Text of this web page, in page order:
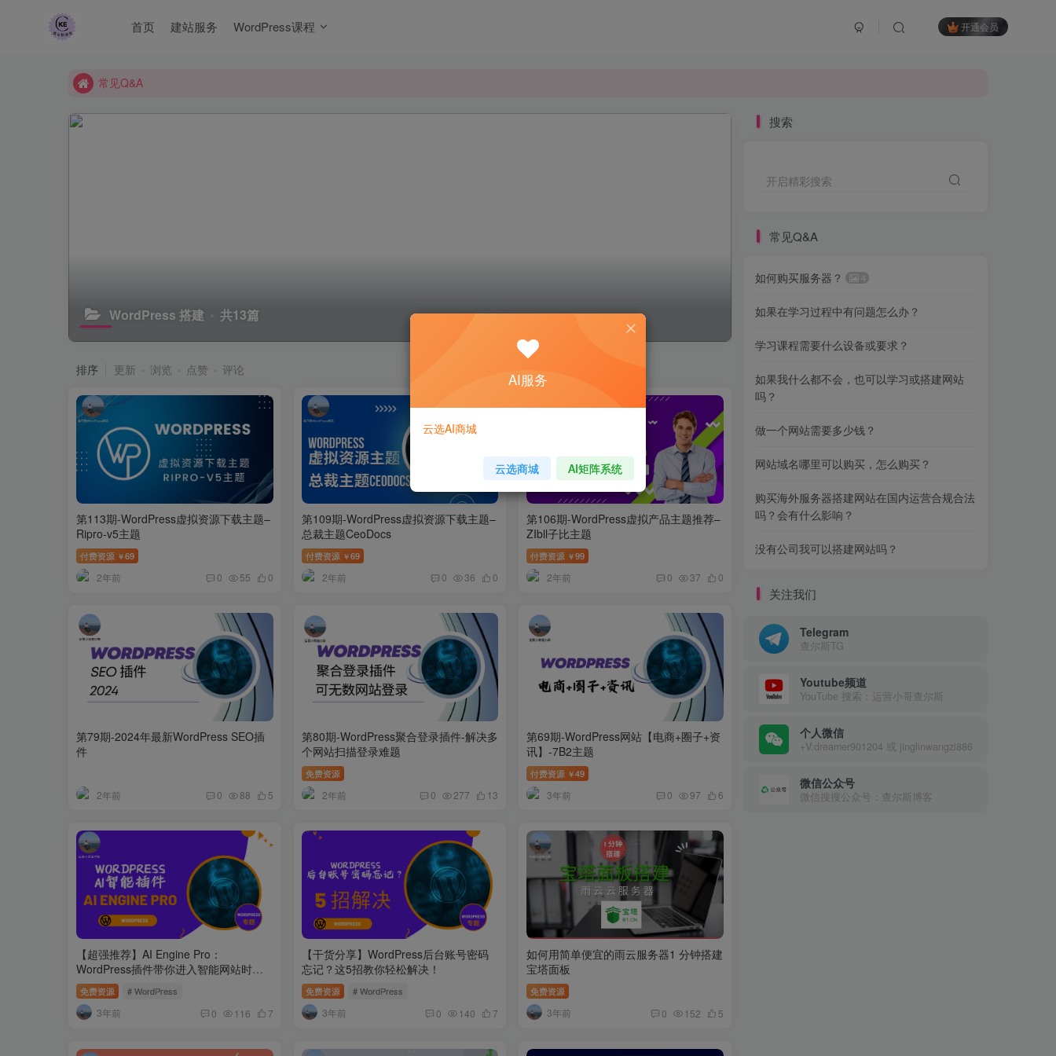
首页 建站服务 WordPress课程 开通会员
查尔斯课堂-带大家轻松玩转网赚和AI项目.
常见Q&A
查尔斯课堂-带大家轻松玩转网赚和AI项目.
WordPress 搭建 共13篇
排序 更新 浏览 点赞 评论
第113期-WordPress虚拟资源下载主题–
Ripro-v5主题
付费资源 ￥69
2年前 0 55 0
第109期-WordPress虚拟资源下载主题–
总裁主题CeoDocs
付费资源 ￥69
2年前 0 36 0
第106期-WordPress虚拟产品主题推荐–
ZIbll子比主题
付费资源 ￥99
2年前 0 37 0
第79期-2024年最新WordPress SEO插
件
2年前 0 88 5
第80期-WordPress聚合登录插件-解决多
个网站扫描登录难题
免费资源
2年前 0 277 13
第69期-WordPress网站【电商+圈子+资
讯】-7B2主题
付费资源 ￥49
3年前 0 97 6
【超强推荐】AI Engine Pro：
WordPress插件带你进入智能网站时
代！
免费资源 # WordPress
3年前 0 116 7
【干货分享】WordPress后台账号密码
忘记？这5招教你轻松解决！
免费资源 # WordPress
3年前 0 140 7
如何用简单便宜的雨云服务器1 分钟搭建
宝塔面板
免费资源
3年前 0 152 5
搜索
开启精彩搜索
常见Q&A
如何购买服务器？ 4
如果在学习过程中有问题怎么办？
学习课程需要什么设备或要求？
如果我什么都不会，也可以学习或搭建网站
吗？
做一个网站需要多少钱？
网站域名哪里可以购买，怎么购买？
购买海外服务器搭建网站在国内运营合规合法
吗？会有什么影响？
没有公司我可以搭建网站吗？
关注我们
Telegram
查尔斯TG
Youtube频道
YouTube 搜索：运营小哥查尔斯
个人微信
+V:dreamer901204 或 jinglinwangzi886
微信公众号
微信搜搜公众号：查尔斯博客
AI服务
云选AI商城
云选商城 AI矩阵系统